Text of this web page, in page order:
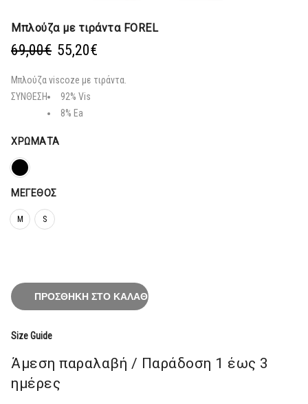
Μπλούζα με τιράντα FOREL
69,00€ Original
was:
69,00€.
55,20€
τιμή
Μπλούζα viscoze με τιράντα.
ΣΥΝΘΕΣΗ
92% Vis
8% Ea
ΧΡΏΜΑΤΑ
ΜΈΓΕΘΟΣ
M S
ΠΡΟΣΘΉΚΗ ΣΤΟ ΚΑΛΆΘΙ
Size Guide
Άμεση παραλαβή / Παράδoση 1 έως 3
ημέρες